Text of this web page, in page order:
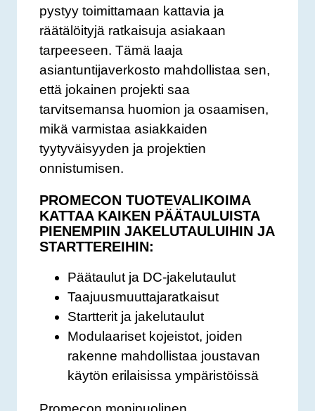
pystyy toimittamaan kattavia ja
räätälöityjä ratkaisuja asiakaan
tarpeeseen. Tämä laaja
asiantuntijaverkosto mahdollistaa sen,
että jokainen projekti saa
tarvitsemansa huomion ja osaamisen,
mikä varmistaa asiakkaiden
tyytyväisyyden ja projektien
onnistumisen.
PROMECON TUOTEVALIKOIMA
KATTAA KAIKEN PÄÄTAULUISTA
PIENEMPIIN JAKELUTAULUIHIN JA
STARTTEREIHIN:
Päätaulut ja DC-jakelutaulut
Taajuusmuuttajaratkaisut
Startterit ja jakelutaulut
Modulaariset kojeistot, joiden
rakenne mahdollistaa joustavan
käytön erilaisissa ympäristöissä